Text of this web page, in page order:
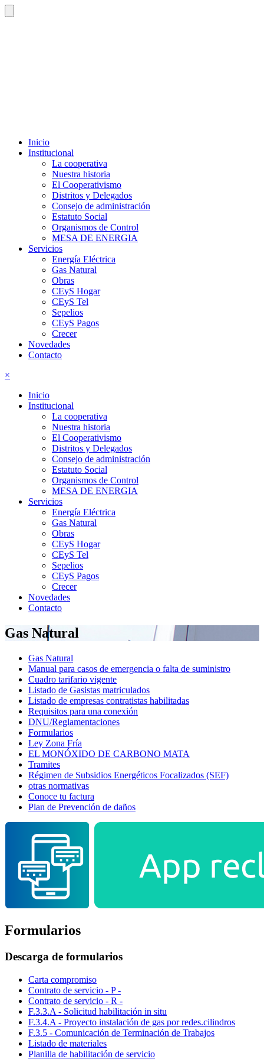
Inicio
Institucional
La cooperativa
Nuestra historia
El Cooperativismo
Distritos y Delegados
Consejo de administración
Estatuto Social
Organismos de Control
MESA DE ENERGIA
Servicios
Energía Eléctrica
Gas Natural
Obras
CEyS Hogar
CEyS Tel
Sepelios
CEyS Pagos
Crecer
Novedades
Contacto
×
Inicio
Institucional
La cooperativa
Nuestra historia
El Cooperativismo
Distritos y Delegados
Consejo de administración
Estatuto Social
Organismos de Control
MESA DE ENERGIA
Servicios
Energía Eléctrica
Gas Natural
Obras
CEyS Hogar
CEyS Tel
Sepelios
CEyS Pagos
Crecer
Novedades
Contacto
Gas Natural
Gas Natural
Manual para casos de emergencia o falta de suministro
Cuadro tarifario vigente
Listado de Gasistas matriculados
Listado de empresas contratistas habilitadas
Requisitos para una conexión
DNU/Reglamentaciones
Formularios
Ley Zona Fría
EL MONÓXIDO DE CARBONO MATA
Tramites
Régimen de Subsidios Energéticos Focalizados (SEF)
otras normativas
Conoce tu factura
Plan de Prevención de daños
Formularios
Descarga de formularios
Carta compromiso
Contrato de servicio - P -
Contrato de servicio - R -
F.3.3.A - Solicitud habilitación in situ
F.3.4.A - Proyecto instalación de gas por redes.cilindros
F.3.5 - Comunicación de Terminación de Trabajos
Listado de materiales
Planilla de habilitación de servicio